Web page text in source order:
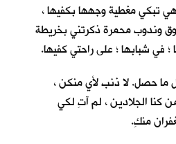
تبكي مغطية وجهها بكفيها ،
وندوب محمرة ذكرتني بخريطة
؛ في شبابها ؛ على راحتي كفيها.
ما حصل. لا ذنب لأي منكن ،
كنا الجلادين ، لم آتِ لكي
منكِ.